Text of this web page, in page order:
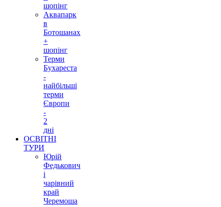
шопінг
Аквапарк
в
Ботошанах
+
шопінг
Терми
Бухареста
-
найбільші
терми
Європи
-
2
дні
ОСВІТНІ
ТУРИ
Юрій
Федькович
і
чарівний
край
Черемоша